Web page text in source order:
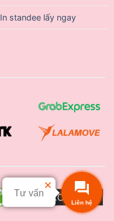
In standee lấy ngay
Tư vấn